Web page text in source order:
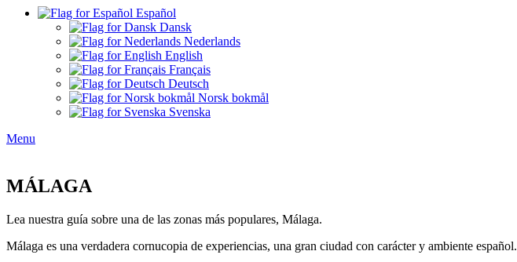
Español
Dansk
Nederlands
English
Français
Deutsch
Norsk bokmål
Svenska
Menu
MÁLAGA
Lea nuestra guía sobre una de las zonas más populares, Málaga.
Málaga es una verdadera cornucopia de experiencias, una gran ciudad con carácter y ambiente español.